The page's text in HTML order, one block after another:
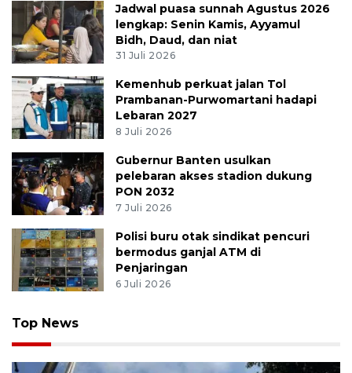
Jadwal puasa sunnah Agustus 2026
lengkap: Senin Kamis, Ayyamul
Bidh, Daud, dan niat
31 Juli 2026
Kemenhub perkuat jalan Tol
Prambanan-Purwomartani hadapi
Lebaran 2027
8 Juli 2026
Gubernur Banten usulkan
pelebaran akses stadion dukung
PON 2032
7 Juli 2026
Polisi buru otak sindikat pencuri
bermodus ganjal ATM di
Penjaringan
6 Juli 2026
Top News